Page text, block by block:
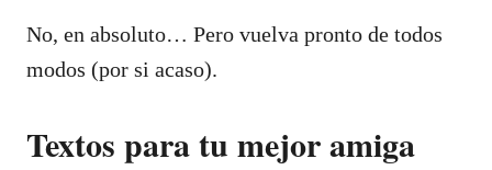
No, en absoluto… Pero vuelva pronto de todos
modos (por si acaso).
Textos para tu mejor amiga